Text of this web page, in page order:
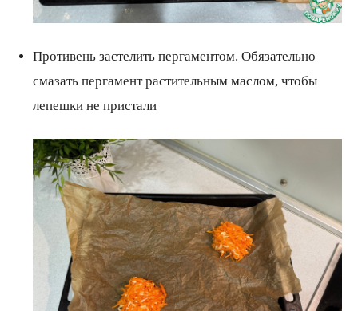
Противень застелить пергаментом. Обязательно
смазать пергамент растительным маслом, чтобы
лепешки не пристали